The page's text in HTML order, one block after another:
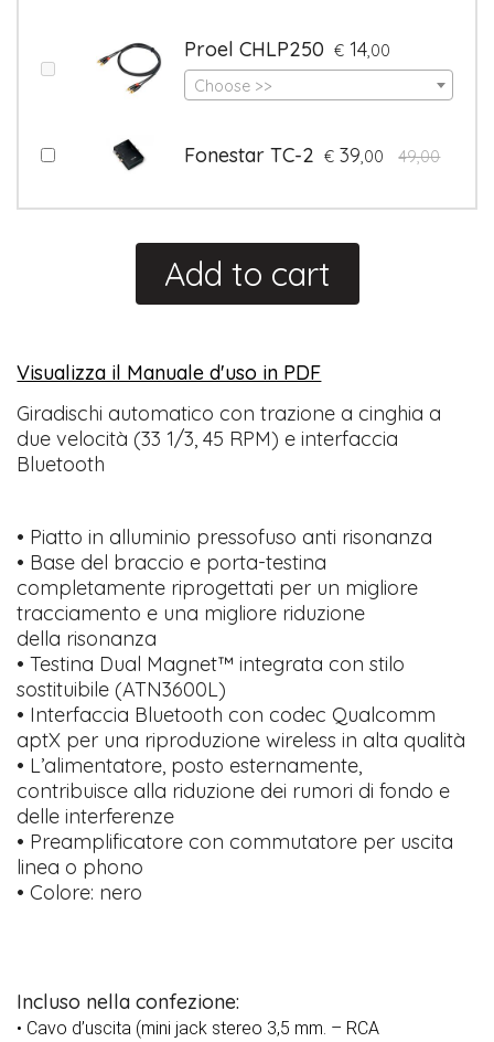
Proel CHLP250 € 14,00
Choose >>
Fonestar TC-2 € 39 ,00 49,00
Add to cart
Visualizza il Manuale d'uso in PDF
Giradischi automatico con trazione a cinghia a
due velocità (33 1/3, 45 RPM) e interfaccia
Bluetooth
• Piatto in alluminio pressofuso anti risonanza
• Base del braccio e porta-testina
completamente riprogettati per un migliore
tracciamento e una migliore riduzione
della risonanza
• Testina Dual Magnet™ integrata con stilo
sostituibile (ATN3600L)
• Interfaccia Bluetooth con codec Qualcomm
aptX per una riproduzione wireless in alta qualità
• L’alimentatore, posto esternamente,
contribuisce alla riduzione dei rumori di fondo e
delle interferenze
• Preamplificatore con commutatore per uscita
linea o phono
• Colore: nero
Incluso nella confezione:
• Cavo d’uscita (mini jack stereo 3,5 mm. – RCA